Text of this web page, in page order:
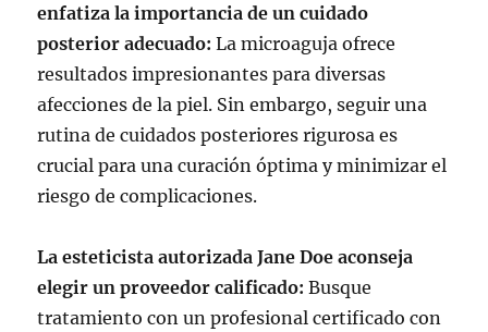
enfatiza la importancia de un cuidado
posterior adecuado: La microaguja ofrece
resultados impresionantes para diversas
afecciones de la piel. Sin embargo, seguir una
rutina de cuidados posteriores rigurosa es
crucial para una curación óptima y minimizar el
riesgo de complicaciones.
La esteticista autorizada Jane Doe aconseja
elegir un proveedor calificado: Busque
tratamiento con un profesional certificado con